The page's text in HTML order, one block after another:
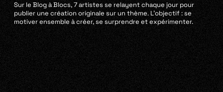
Sur le Blog à Blocs, 7 artistes se relayent chaque jour pour
publier une création originale sur un thème. L’objectif : se
motiver ensemble à créer, se surprendre et expérimenter.